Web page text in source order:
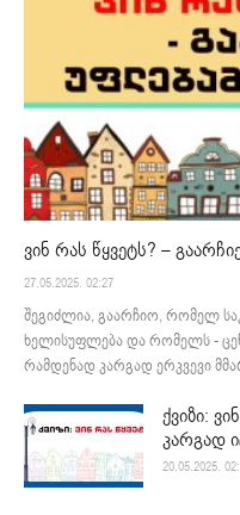
ვინ რას წყვეტს? –
27.05.2025. 02:27
შეგიძლია, გაარჩიო, რომელ
ხელისუფლება და რომელს -
რამდენად კარგად ერკვევი
ქვიზი:
კარგად
20.05.2025.